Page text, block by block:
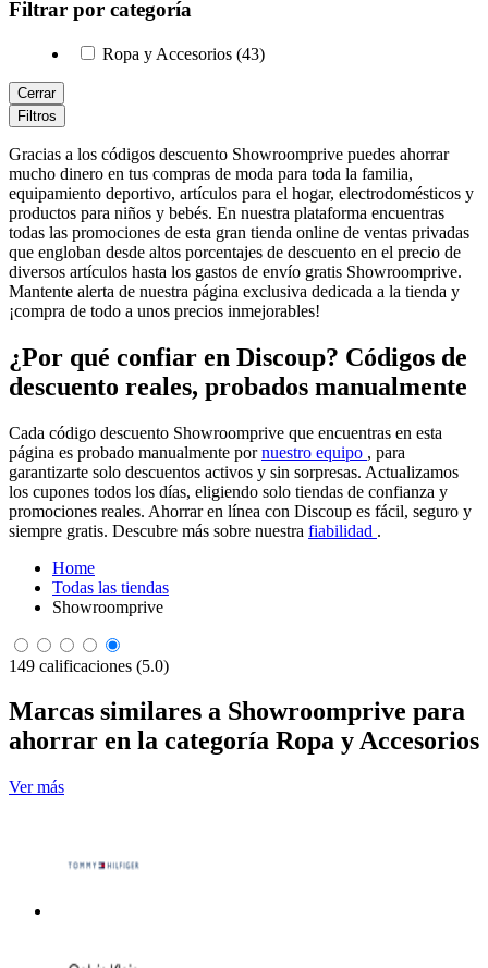
Filtrar por categoría
Ropa y Accesorios (43)
Cerrar
Filtros
Gracias a los códigos descuento Showroomprive puedes ahorrar
mucho dinero en tus compras de moda para toda la familia,
equipamiento deportivo, artículos para el hogar, electrodomésticos y
productos para niños y bebés. En nuestra plataforma encuentras
todas las promociones de esta gran tienda online de ventas privadas
que engloban desde altos porcentajes de descuento en el precio de
diversos artículos hasta los gastos de envío gratis Showroomprive.
Mantente alerta de nuestra página exclusiva dedicada a la tienda y
¡compra de todo a unos precios inmejorables!
¿Por qué confiar en Discoup? Códigos de
descuento reales, probados manualmente
Cada código descuento Showroomprive que encuentras en esta
página es probado manualmente pornuestro equipo , para
garantizarte solo descuentos activos y sin sorpresas. Actualizamos
los cupones todos los días, eligiendo solo tiendas de confianza y
promociones reales. Ahorrar en línea con Discoup es fácil, seguro y
siempre gratis. Descubre más sobre nuestra fiabilidad .
Home
Todas las tiendas
Showroomprive
149 calificaciones (5.0)
Marcas similares a Showroomprive para
ahorrar en la categoría Ropa y Accesorios
Ver más